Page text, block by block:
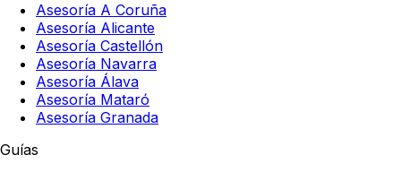
Asesoría A Coruña
Asesoría Alicante
Asesoría Castellón
Asesoría Navarra
Asesoría Álava
Asesoría Mataró
Asesoría Granada
Guías